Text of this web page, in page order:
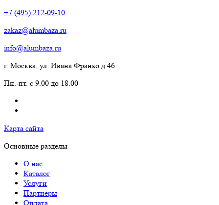
+7 (495) 212-09-10
zakaz@alumbaza.ru
info@alumbaza.ru
г. Москва, ул. Ивана Франко д.46
Пн.-пт. с 9.00 до 18.00
Карта сайта
Основные разделы
О нас
Каталог
Услуги
Партнеры
Оплата